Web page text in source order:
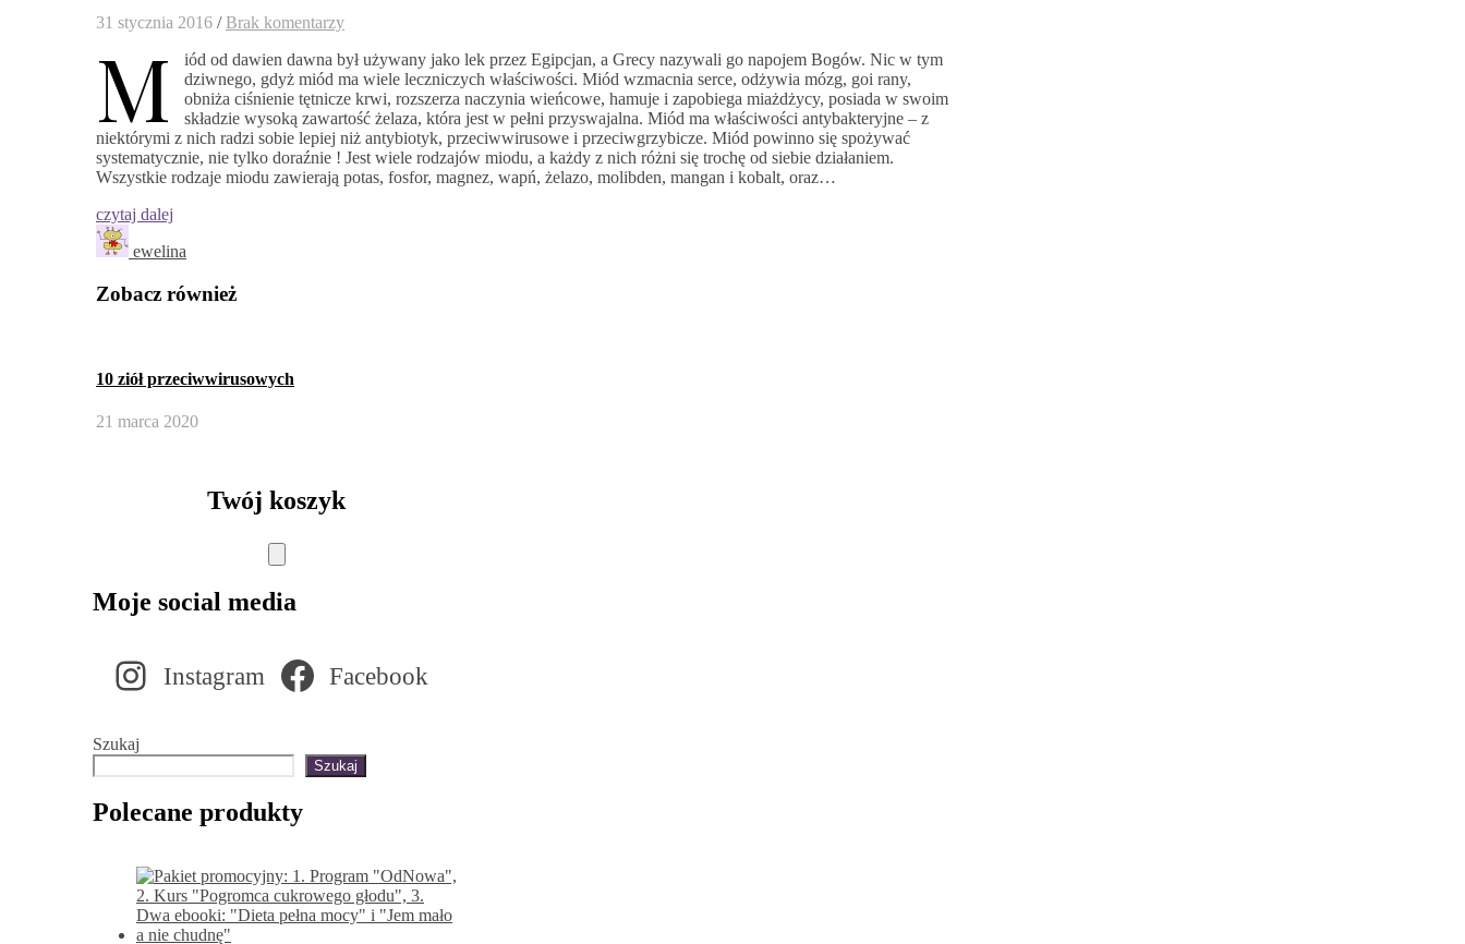
31 stycznia 2016 / Brak komentarzy
M
iód od dawien dawna był używany jako lek przez Egipcjan, a Grecy nazywali go napojem Bogów. Nic w tym
dziwnego, gdyż miód ma wiele leczniczych właściwości. Miód wzmacnia serce, odżywia mózg, goi rany,
obniża ciśnienie tętnicze krwi, rozszerza naczynia wieńcowe, hamuje i zapobiega miażdżycy, posiada w swoim
składzie wysoką zawartość żelaza, która jest w pełni przyswajalna. Miód ma właściwości antybakteryjne – z
niektórymi z nich radzi sobie lepiej niż antybiotyk, przeciwwirusowe i przeciwgrzybicze. Miód powinno się spożywać
systematycznie, nie tylko doraźnie ! Jest wiele rodzajów miodu, a każdy z nich różni się trochę od siebie działaniem.
Wszystkie rodzaje miodu zawierają potas, fosfor, magnez, wapń, żelazo, molibden, mangan i kobalt, oraz…
czytaj dalej
ewelina
Zobacz również
10 ziół przeciwwirusowych
21 marca 2020
Twój koszyk
Moje social media
Instagram Facebook
Szukaj
Szukaj
Polecane produkty